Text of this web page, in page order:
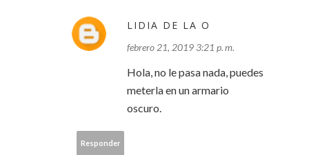
LIDIA DE LA O
febrero 21, 2019 3:21 p. m.
Hola, no le pasa nada, puedes
meterla en un armario
oscuro.
Responder